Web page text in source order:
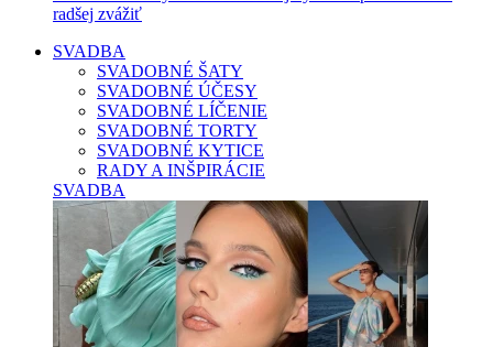
radšej zvážiť
SVADBA
SVADOBNÉ ŠATY
SVADOBNÉ ÚČESY
SVADOBNÉ LÍČENIE
SVADOBNÉ TORTY
SVADOBNÉ KYTICE
RADY A INŠPIRÁCIE
SVADBA